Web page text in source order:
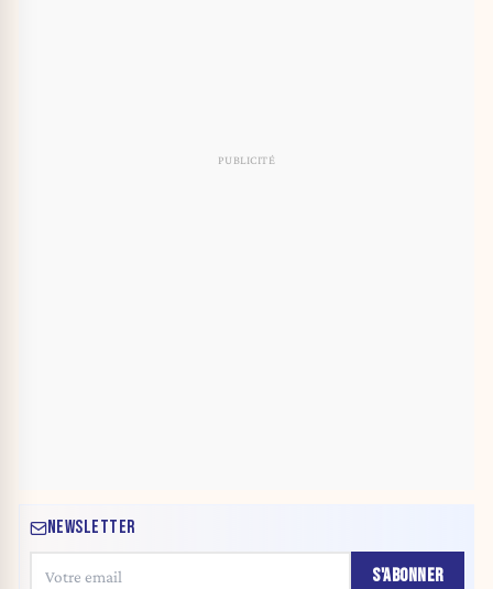
NEWSLETTER
S'ABONNER